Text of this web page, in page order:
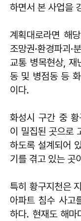
하면서 본 사업을
계획대로라면 해
조망권·환경파괴·
교통 병목현상,
동 및 병점동 등
이다.
화성시 구간 중
이 밀집된 곳으로
하도록 설계되어
기를 겪고 있는 곳
특히 황구지천은
아파트 침수 사고
하다. 현재도 해마